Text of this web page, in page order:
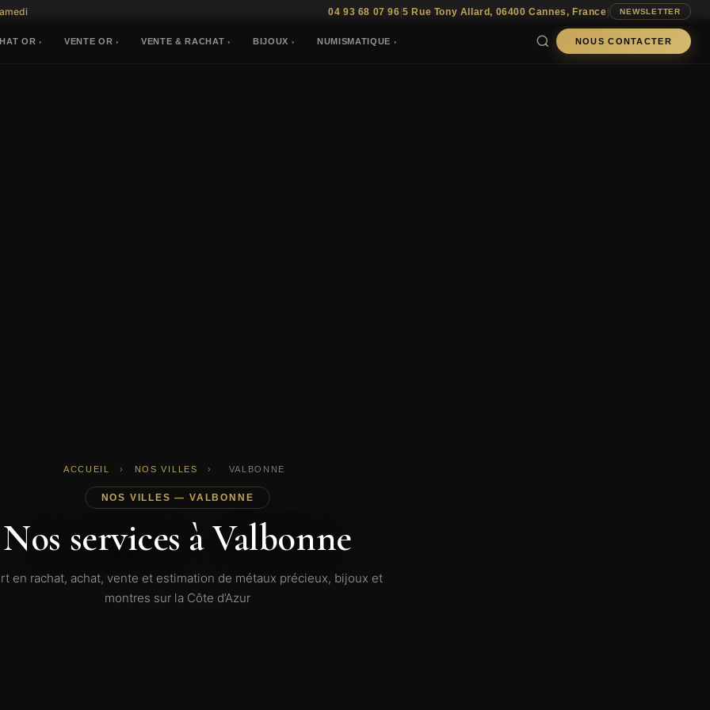
04 93 68 07 96|5 Rue Tony Allard, 06400 Cannes, France| NEWSLETTER
OR › VENTE OR › VENTE & RACHAT › BIJOUX › NUMISMATIQUE › NOUS CONTACTER
ACCUEIL › NOS VILLES › VALBONNE
NOS VILLES — VALBONNE
Nos services à Valbonne
en rachat, achat, vente et estimation de métaux précieux, bijoux et
montres sur la Côte d’Azur